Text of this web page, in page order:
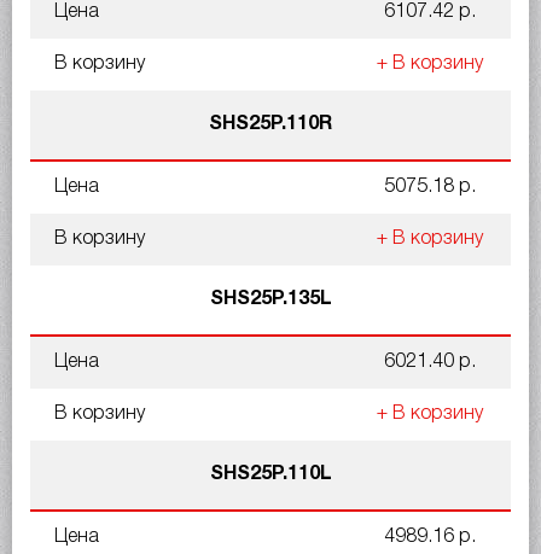
Цена 6107.42 р.
В корзину + В корзину
SHS25P.110R
Цена 5075.18 р.
В корзину + В корзину
SHS25P.135L
Цена 6021.40 р.
В корзину + В корзину
SHS25P.110L
Цена 4989.16 р.